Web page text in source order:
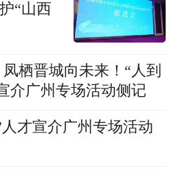
“山西
栖晋城向未来！“人到
介广州专场活动侧记
才宣介广州专场活动